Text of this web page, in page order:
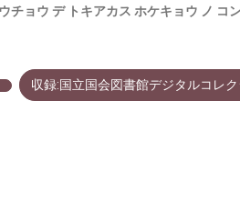
チョウ デ トキアカス ホケキョウ ノ コ
収録:国立国会図書館デジタルコレ